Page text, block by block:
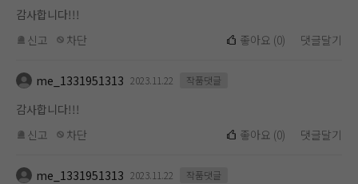
감사합니다!!!
신고
차단 좋아요 (0) 댓글달기
me_1331951313 2023.11.22 작품댓글
감사합니다!!!
신고
차단 좋아요 (0) 댓글달기
me_1331951313 2023.11.22 작품댓글